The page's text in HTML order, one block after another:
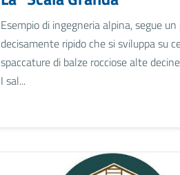
Esempio di ingegneria alpina, segue un
decisamente ripido che si sviluppa su
spaccature di balze rocciose alte
I sal...